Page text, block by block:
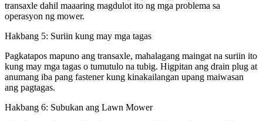
transaxle dahil maaaring magdulot ito ng mga problema sa
operasyon ng mower.
Hakbang 5: Suriin kung may mga tagas
Pagkatapos mapuno ang transaxle, mahalagang maingat na suriin ito
kung may mga tagas o tumutulo na tubig. Higpitan ang drain plug at
anumang iba pang fastener kung kinakailangan upang maiwasan
ang pagtagas.
Hakbang 6: Subukan ang Lawn Mower